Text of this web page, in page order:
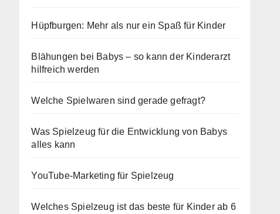
Hüpfburgen: Mehr als nur ein Spaß für Kinder
Blähungen bei Babys – so kann der Kinderarzt
hilfreich werden
Welche Spielwaren sind gerade gefragt?
Was Spielzeug für die Entwicklung von Babys
alles kann
YouTube-Marketing für Spielzeug
Welches Spielzeug ist das beste für Kinder ab 6